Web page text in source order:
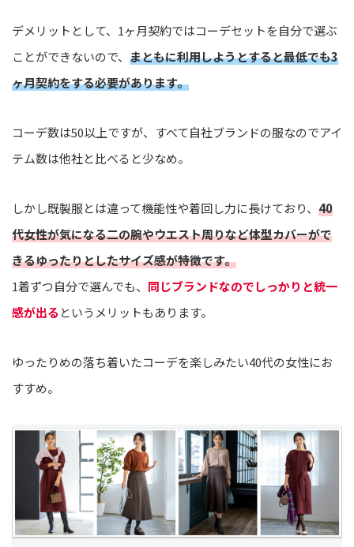
デメリットとして、1ヶ月契約ではコーデセットを自分で選ぶ
ことができないので、 まともに利用しようとすると最低でも3
ヶ月契約をする必要があります。
コーデ数は50以上ですが、すべて自社ブランドの服なのでアイ
テム数は他社と比べると少なめ。
しかし既製服とは違って機能性や着回し力に長けており、 40
代女性が気になる二の腕やウエスト周りなど体型カバーがで
きるゆったりとしたサイズ感が特徴です。
1着ずつ自分で選んでも、 同じブランドなのでしっかりと統一
感が出る というメリットもあります。
ゆったりめの落ち着いたコーデを楽しみたい40代の女性にお
すすめ。